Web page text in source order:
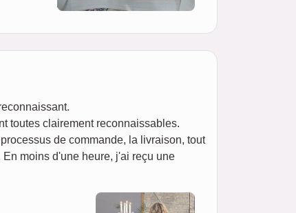
toutes clairement reconnaissables.
de commande, la livraison, tout
moins d'une heure, j'ai reçu une